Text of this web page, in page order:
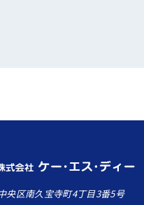
央区南久宝寺町4丁目3番5号